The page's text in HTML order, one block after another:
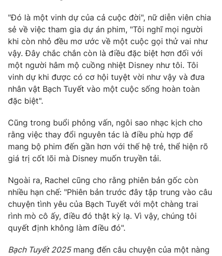
Phim VTV
Hậu trường
Nhân vật
Khán giả
Giải sao mai
Giải trí
Điện ảnh
Âm nhạc
Sao
Đời sống
Du lịch
Làm đẹp
Giáo dục
Tuyển sinh
Học trực tuyến
Công nghệ
Hitech Công nghệ tương lai
Sản phẩm
Tư vấn
Giao lưu trực tuyến
Lịch phát sóng
Chuyên mục khác
Emagazine Podcast
Photo Infographic
"Đó là một vinh dự của cả cuộc đời", nữ diễn viên chia
sẻ về việc tham gia dự án phim, "Tôi nghĩ mọi người
khi còn nhỏ đều mơ ước về một cuộc gọi thử vai như
vậy. Đây chắc chắn còn là điều đặc biệt hơn đối với
một người hâm mộ cuồng nhiệt Disney như tôi. Tôi
vinh dự khi được có cơ hội tuyệt vời như vậy và đưa
nhân vật Bạch Tuyết vào một cuộc sống hoàn toàn
đặc biệt".
Cũng trong buổi phỏng vấn, ngôi sao nhạc kịch cho
rằng việc thay đổi nguyên tác là điều phù hợp để
mang bộ phim đến gần hơn với thế hệ trẻ, thể hiện rõ
giá trị cốt lõi mà Disney muốn truyền tải.
Ngoài ra, Rachel cũng cho rằng phiên bản gốc còn
nhiều hạn chế: "Phiên bản trước đây tập trung vào câu
chuyện tình yêu của Bạch Tuyết với một chàng trai
rình mò cô ấy, điều đó thật kỳ lạ. Vì vậy, chúng tôi
quyết định không làm điều đó".
Bạch Tuyết 2025mang đến câu chuyện của một nàng